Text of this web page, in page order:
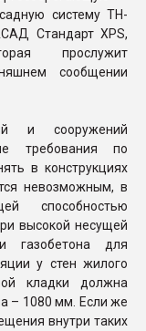
систему ТН-
Стандарт XPS,
прослужит
сообщении
и сооружений
требования по
в конструкциях
невозможным, в
способностью
высокой несущей
газобетона для
у стен жилого
кладки должна
– 1080 мм. Если же
внутри таких